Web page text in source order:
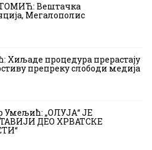
Вештачка
Мегалополис
Хиљаде процедура прерастају
препреку слободи медија
„ОЛУЈА“ ЈЕ
ДЕО ХРВАТСКЕ